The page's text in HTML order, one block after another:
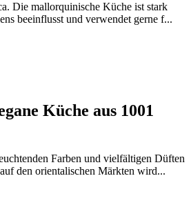
Die mallorquinische Küche ist stark
beeinflusst und verwendet gerne f...
Küche aus 1001
Farben und vielfältigen Düften
den orientalischen Märkten wird...